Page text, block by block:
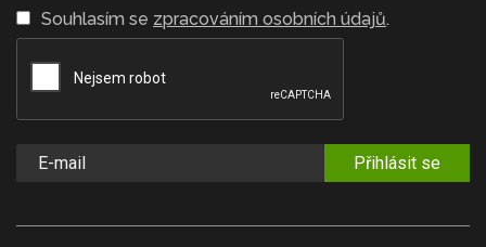
Souhlasím se zpracováním osobních údajů.
Přihlásit se